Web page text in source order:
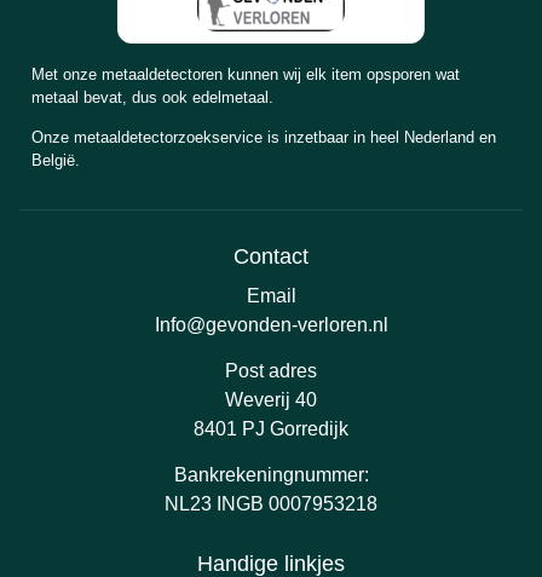
Met onze metaaldetectoren kunnen wij elk item opsporen wat
metaal bevat, dus ook edelmetaal.
Onze metaaldetectorzoekservice is inzetbaar in heel Nederland en
België.
Contact
Email
Info@gevonden-verloren.nl
Post adres
Weverij 40
8401 PJ Gorredijk
Bankrekeningnummer:
NL23 INGB 0007953218
Handige linkjes